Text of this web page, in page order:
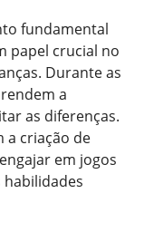
fundamental
papel crucial no
Durante as
a
as diferenças.
a criação de
em jogos